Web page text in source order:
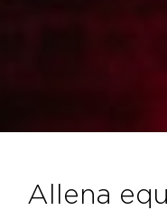
allena